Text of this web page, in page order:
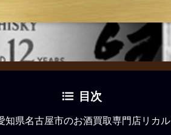
目次
県名古屋市のお酒買取専門店リカ